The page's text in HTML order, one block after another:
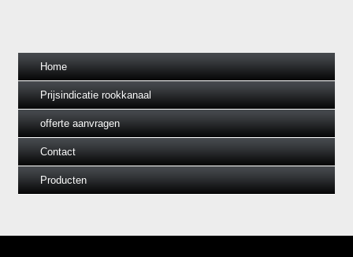
Home
Prijsindicatie rookkanaal
offerte aanvragen
Contact
Producten